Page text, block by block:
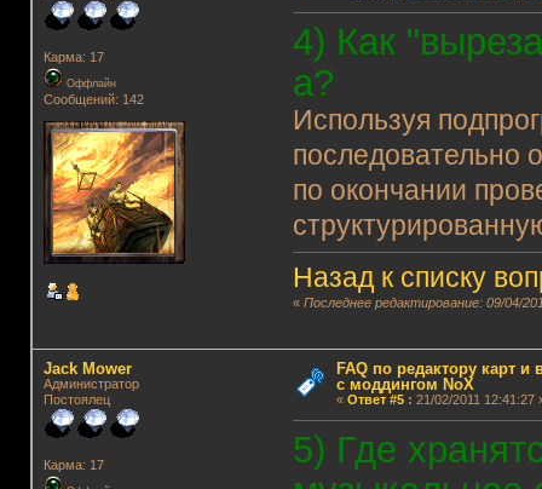
Карма: 17
Оффлайн
Сообщений: 142
4) Как
а?
Используя
последовательно
по окончании
Назад к списку
«Последнее редактирование: 09/04/
Jack Mower
Администратор
Постоялец
Карма: 17
FAQ по редактору карт
с моддингом NoX
« Ответ #5: 21/02/2011 12:41:27
5) Где